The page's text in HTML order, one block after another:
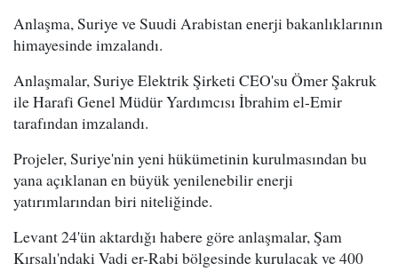
Anlaşma, Suriye ve Suudi Arabistan enerji bakanlıklarının
himayesinde imzalandı.
Anlaşmalar, Suriye Elektrik Şirketi CEO'su Ömer Şakruk
ile Harafi Genel Müdür Yardımcısı İbrahim el-Emir
tarafından imzalandı.
Projeler, Suriye'nin yeni hükümetinin kurulmasından bu
yana açıklanan en büyük yenilenebilir enerji
yatırımlarından biri niteliğinde.
Levant 24'ün aktardığı habere göre anlaşmalar, Şam
Kırsalı'ndaki Vadi er-Rabi bölgesinde kurulacak ve 400